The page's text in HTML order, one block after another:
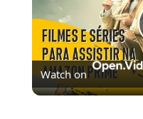
Watch on